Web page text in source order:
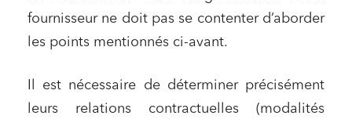
fournisseur ne doit pas se contenter d’aborder
les points mentionnés ci-avant.
Il est nécessaire de déterminer précisément
leurs relations contractuelles (modalités